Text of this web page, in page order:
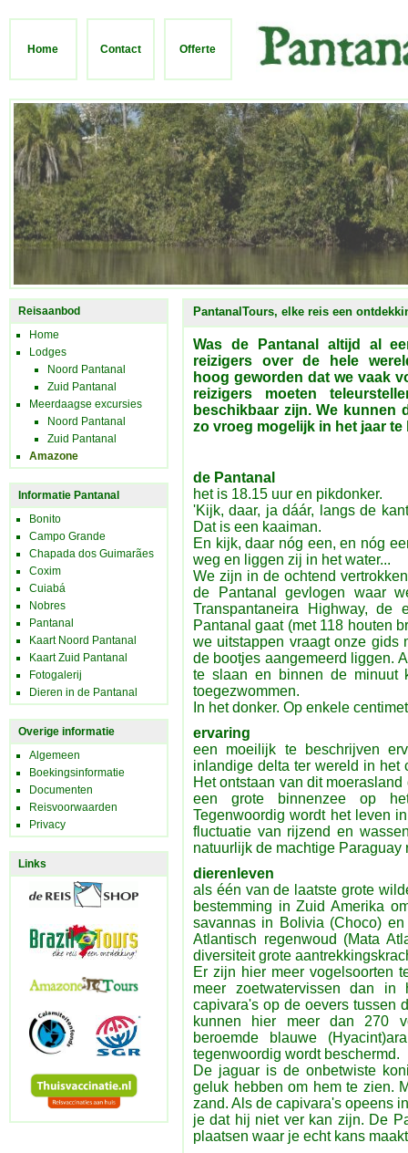
Home Contact Offerte
Reisaanbod
Home
Lodges
Noord Pantanal
Zuid Pantanal
Meerdaagse excursies
Noord Pantanal
Zuid Pantanal
Amazone
Informatie Pantanal
Bonito
Campo Grande
Chapada dos Guimarães
Coxim
Cuiabá
Nobres
Pantanal
Kaart Noord Pantanal
Kaart Zuid Pantanal
Fotogalerij
Dieren in de Pantanal
Overige informatie
Algemeen
Boekingsinformatie
Documenten
Reisvoorwaarden
Privacy
Links
PantanalTours, elke reis een
Was de Pantanal altijd al
reizigers over de hele
hoog geworden dat we vaak
reizigers moeten
beschikbaar zijn. We kunnen
zo vroeg mogelijk in het jaar
de Pantanal
het is 18.15 uur en pikdonker.
'Kijk, daar, ja dáár, langs de
Dat is een kaaiman.
En kijk, daar nóg een, en nóg
weg en liggen zij in het water...
We zijn in de ochtend
de Pantanal gevlogen waar
Transpantaneira Highway,
Pantanal gaat (met 118 houten
we uitstappen vraagt onze gids
de bootjes aangemeerd liggen.
te slaan en binnen de minuut
toegezwommen.
In het donker. Op enkele
ervaring
een moeilijk te beschrijven
inlandige delta ter wereld in het
Het ontstaan van dit
een grote binnenzee op
Tegenwoordig wordt het leven
fluctuatie van rijzend en
natuurlijk de machtige Paraguay
dierenleven
als één van de laatste grote
bestemming in Zuid Amerika
savannas in Bolivia (Choco)
Atlantisch regenwoud (Mata
diversiteit grote
Er zijn hier meer vogelsoorten
meer zoetwatervissen dan
capivara's op de oevers tussen
kunnen hier meer dan 270
beroemde blauwe
tegenwoordig wordt beschermd.
De jaguar is de onbetwiste
geluk hebben om hem te zien.
zand. Als de capivara's opeens
je dat hij niet ver kan zijn. De
plaatsen waar je echt kans